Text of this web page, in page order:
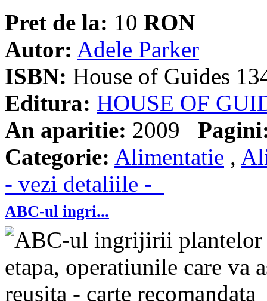
Pret de la: 10 RON
Autor: Adele Parker
ISBN: House of Guides
Editura: HOUSE OF
An aparitie: 2009
Categorie: Alimentatie ,
- vezi detaliile -
ABC-ul ingri...